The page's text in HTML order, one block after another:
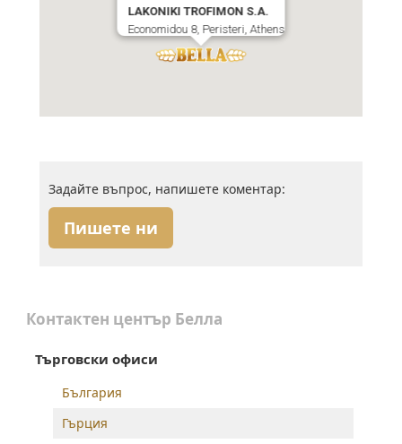
LAKONIKI TROFIMON S.A.
Economidou 8, Peristeri, Athens
Задайте въпрос, напишете коментар:
Пишете ни
Контактен център Белла
Търговски офиси
България
Гърция